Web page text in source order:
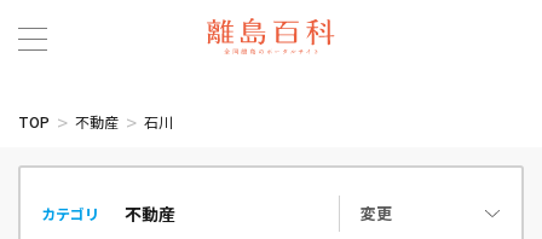
TOP 不動産 石川
カテゴリ 変更